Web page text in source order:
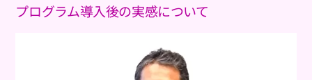
プログラム導入後の実感について